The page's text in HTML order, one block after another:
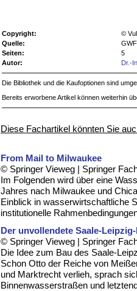
Copyright:
©
Quelle:
Seiten:
5
Autor:
Dr.-
Die Bibliothek und die Kaufoptionen sind
Bereits erworbene Artikel können weiterhin
Diese Fachartikel könnten Sie
From Mail to Milwaukee
© Springer Vieweg | Springer
Im Folgenden wird über eine
Jahres nach Milwaukee und
Einblick in wasserwirtschaftliche
institutionelle
Der unvollendete Saale-
© Springer Vieweg | Springer
Die Idee zum Bau des Saale-
Schon Otto der Reiche von
und Marktrecht verlieh, sprach
Binnenwasserstraßen und